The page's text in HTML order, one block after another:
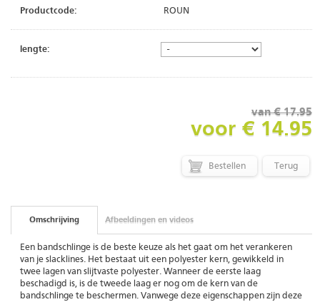
Productcode:
ROUN
lengte:
van € 17.95
voor € 14.95
Terug
Omschrijving Afbeeldingen en videos
Een bandschlinge is de beste keuze als het gaat om het verankeren
van je slacklines. Het bestaat uit een polyester kern, gewikkeld in
twee lagen van slijtvaste polyester. Wanneer de eerste laag
beschadigd is, is de tweede laag er nog om de kern van de
bandschlinge te beschermen. Vanwege deze eigenschappen zijn deze